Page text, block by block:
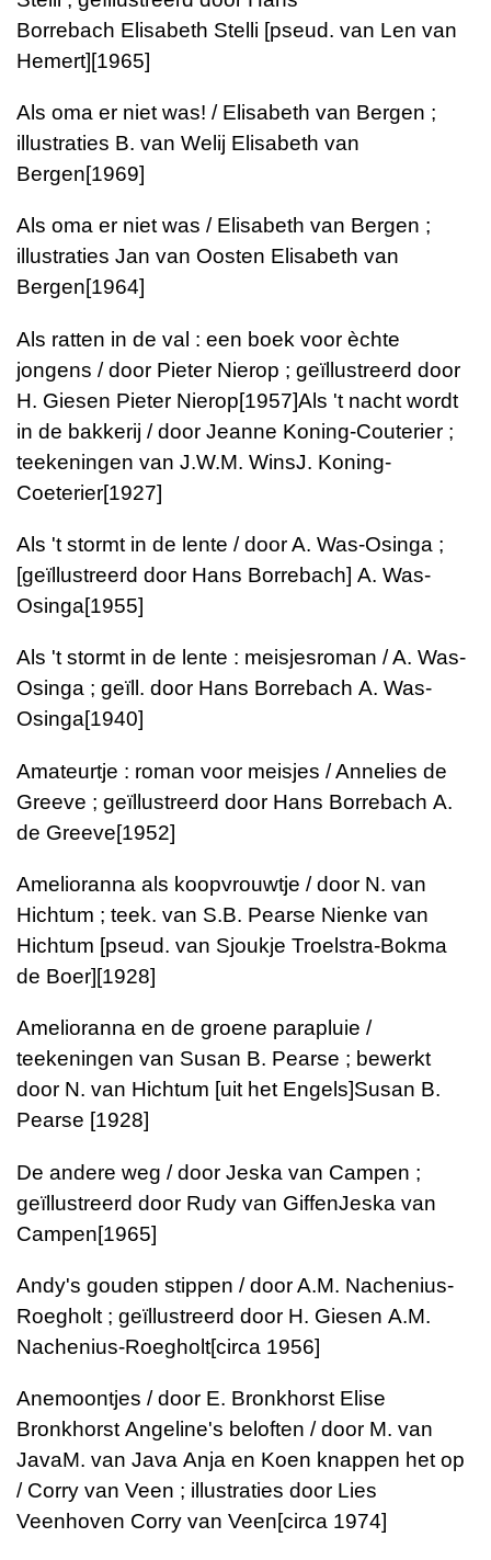
Borrebach Elisabeth Stelli [pseud. van Len van
Hemert][1965]
Als oma er niet was! / Elisabeth van Bergen ;
illustraties B. van Welij Elisabeth van
Bergen[1969]
Als oma er niet was / Elisabeth van Bergen ;
illustraties Jan van Oosten Elisabeth van
Bergen[1964]
Als ratten in de val : een boek voor èchte
jongens / door Pieter Nierop ; geïllustreerd door
H. Giesen Pieter Nierop[1957]Als 't nacht wordt
in de bakkerij / door Jeanne Koning-Couterier ;
teekeningen van J.W.M. WinsJ. Koning-
Coeterier[1927]
Als 't stormt in de lente / door A. Was-Osinga ;
[geïllustreerd door Hans Borrebach] A. Was-
Osinga[1955]
Als 't stormt in de lente : meisjesroman / A. Was-
Osinga ; geïll. door Hans Borrebach A. Was-
Osinga[1940]
Amateurtje : roman voor meisjes / Annelies de
Greeve ; geïllustreerd door Hans Borrebach A.
de Greeve[1952]
Amelioranna als koopvrouwtje / door N. van
Hichtum ; teek. van S.B. Pearse Nienke van
Hichtum [pseud. van Sjoukje Troelstra-Bokma
de Boer] [1928]
Amelioranna en de groene parapluie /
teekeningen van Susan B. Pearse ; bewerkt
door N. van Hichtum [uit het Engels]Susan B.
Pearse [1928]
De andere weg / door Jeska van Campen ;
geïllustreerd door Rudy van GiffenJeska van
Campen[1965]
Andy's gouden stippen / door A.M. Nachenius-
Roegholt ; geïllustreerd door H. Giesen A.M.
Nachenius-Roegholt[circa 1956]
Anemoontjes / door E. Bronkhorst Elise
Bronkhorst Angeline's beloften / door M. van
JavaM. van Java Anja en Koen knappen het op
/ Corry van Veen ; illustraties door Lies
Veenhoven Corry van Veen[circa 1974]